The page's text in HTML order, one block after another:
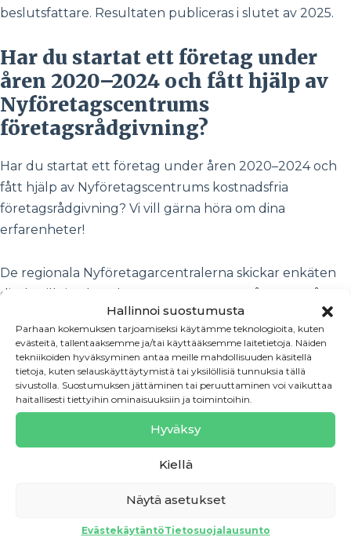
Hallinnoi suostumusta
Parhaan kokemuksen tarjoamiseksi käytämme teknologioita, kuten
evästeitä, tallentaaksemme ja/tai käyttääksemme laitetietoja. Näiden
tekniikoiden hyväksyminen antaa meille mahdollisuuden käsitellä
tietoja, kuten selauskäyttäytymistä tai yksilöllisiä tunnuksia tällä
sivustolla. Suostumuksen jättäminen tai peruuttaminen voi vaikuttaa
haitallisesti tiettyihin ominaisuuksiin ja toimintoihin.
Hyväksy
Kiellä
Näytä asetukset
EvästekäytäntöTietosuojalausunto
beslutsfattare. Resultaten publiceras i slutet av 2025.
Har du startat ett företag under
åren 2020–2024 och fått hjälp av
Nyföretagscentrums
företagsrådgivning?
Har du startat ett företag under åren 2020–2024 och
fått hjälp av Nyföretagscentrums kostnadsfria
företagsrådgivning? Vi vill gärna höra om dina
erfarenheter!
De regionala Nyföretagarcentralerna skickar enkäten
direkt till sina kunder, men
du kan också svara på
följande länk.Dataskyddsbeskrivningen
för enkäten finns att läsahär. Varmt tack på förhand för
att du deltar!
Mer information:
Verkställande direktör Anneli Komi,
Nyföretagarentralerna i Finland rf,
anneli.komi@uusyrityskeskus.fi
Forskare Tommi Uitti, TU Consulting tmi
tel. 040 367 5698, tommi.uitti@iki.fi